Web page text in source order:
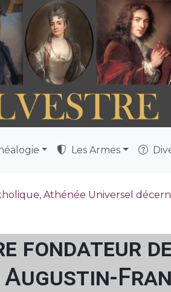
Les Armes
Athénée Universel
fondateur
Augustin-